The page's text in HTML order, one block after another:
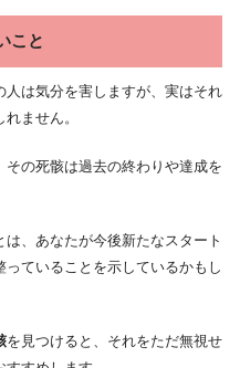
こと
人は気分を害しますが、実はそれ
ません。
の死骸は過去の終わりや達成を
は、あなたが今後新たなスタート
ていることを示しているかもし
を見つけると、それをただ無視せ